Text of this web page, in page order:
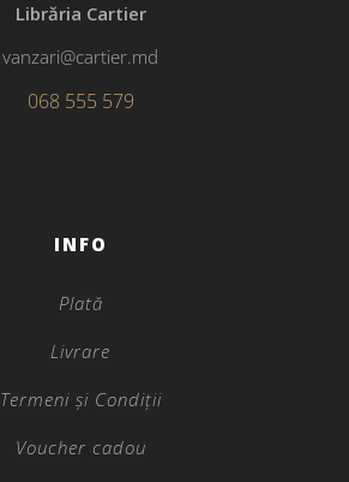
Librăria Cartier
vanzari@cartier.md
068 555 579
INFO
Plată
Livrare
Termeni și Condiții
Voucher cadou